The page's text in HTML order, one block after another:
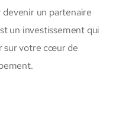
devenir un partenaire
un investissement qui
sur votre cœur de